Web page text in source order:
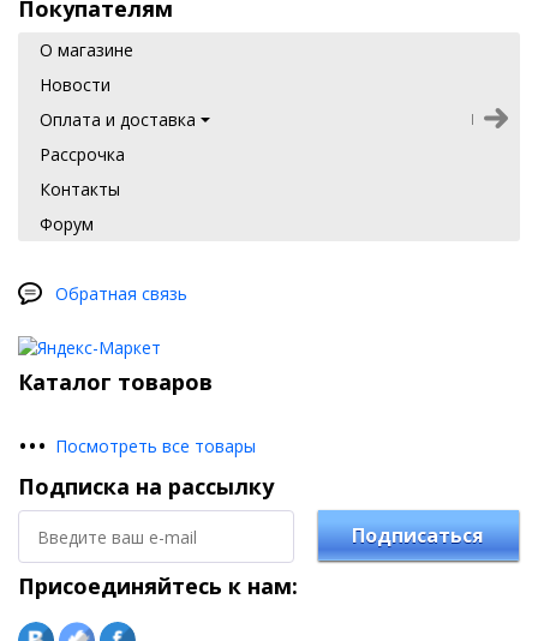
Покупателям
О магазине
Новости
Оплата и доставка
Рассрочка
Контакты
Форум
Обратная связь
Каталог товаров
••• Посмотреть все товары
Подписка на рассылку
Подписаться
Присоединяйтесь к нам: